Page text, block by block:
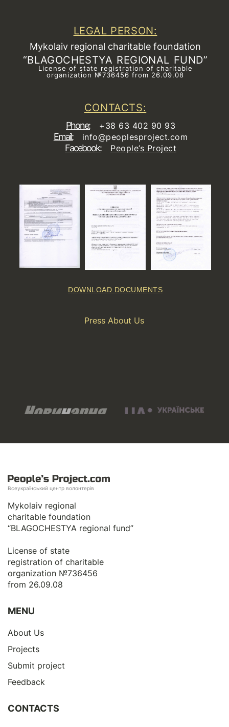
LEGAL PERSON:
Mykolaiv regional charitable foundation
“BLAGOCHESTYA REGIONAL FUND”
License of state registration of сharitable
organization №736456 from 26.09.08
CONTACTS:
Phone: +38 63 402 90 93
Email: info@peoplesproject.com
Facebook: People’s Project
DOWNLOAD DOCUMENTS
Press About Us
Всеукраїнський центр волонтерів
Mykolaiv regional
charitable foundation
“BLAGOCHESTYA regional fund”
License of state
registration of сharitable
organization №736456
from 26.09.08
MENU
About Us
Projects
Submit project
Feedback
CONTACTS